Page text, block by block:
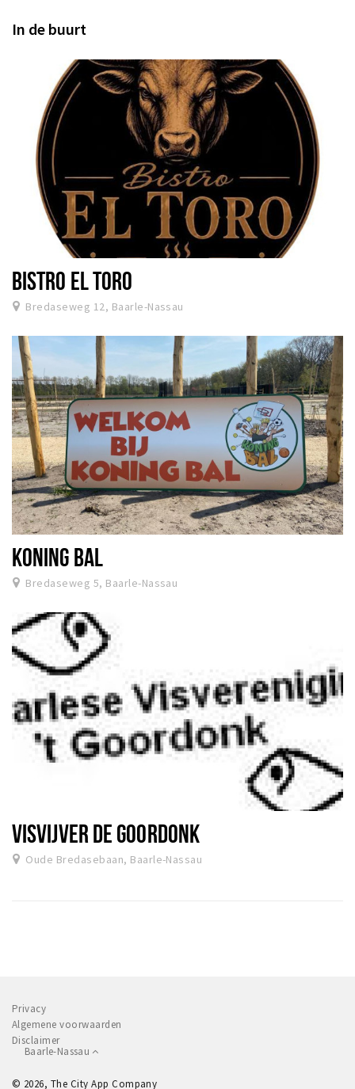
In de buurt
BISTRO EL TORO
Bredaseweg 12, Baarle-Nassau
KONING BAL
Bredaseweg 5, Baarle-Nassau
VISVIJVER DE GOORDONK
Oude Bredasebaan, Baarle-Nassau
Privacy
Algemene voorwaarden
Disclaimer
Baarle-Nassau
© 2026, The City App Company